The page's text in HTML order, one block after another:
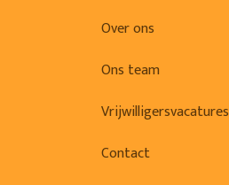
Over ons
Ons team
Vrijwilligersvacatures
Contact